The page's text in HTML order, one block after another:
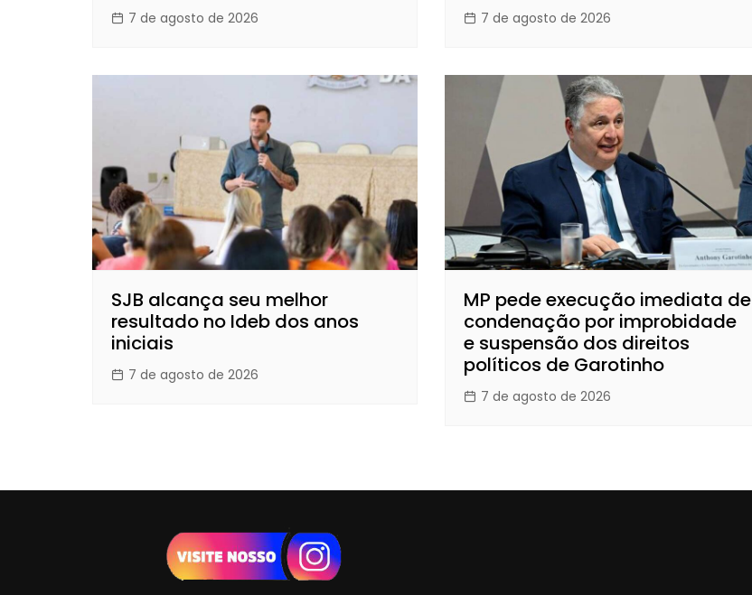
7 de agosto de 2026 7 de agosto de 2026
SJB alcança seu melhor
resultado no Ideb dos anos
iniciais
7 de agosto de 2026
MP pede execução imediata de
condenação por improbidade
e suspensão dos direitos
políticos de Garotinho
7 de agosto de 2026